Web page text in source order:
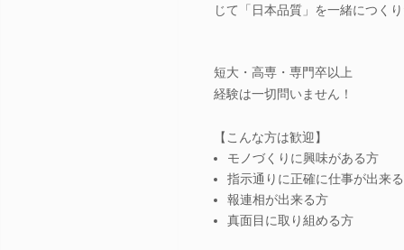
じて「日本品質」を一緒につく
短大・高専・専門卒以上
経験は一切問いません！
【こんな方は歓迎】
モノづくりに興味がある方
指示通りに正確に仕事が出来
報連相が出来る方
真面目に取り組める方